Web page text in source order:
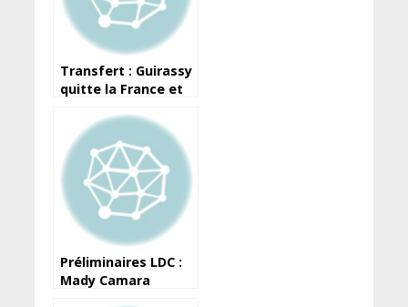
Transfert : Guirassy
quitte la France et
Préliminaires LDC :
Mady Camara